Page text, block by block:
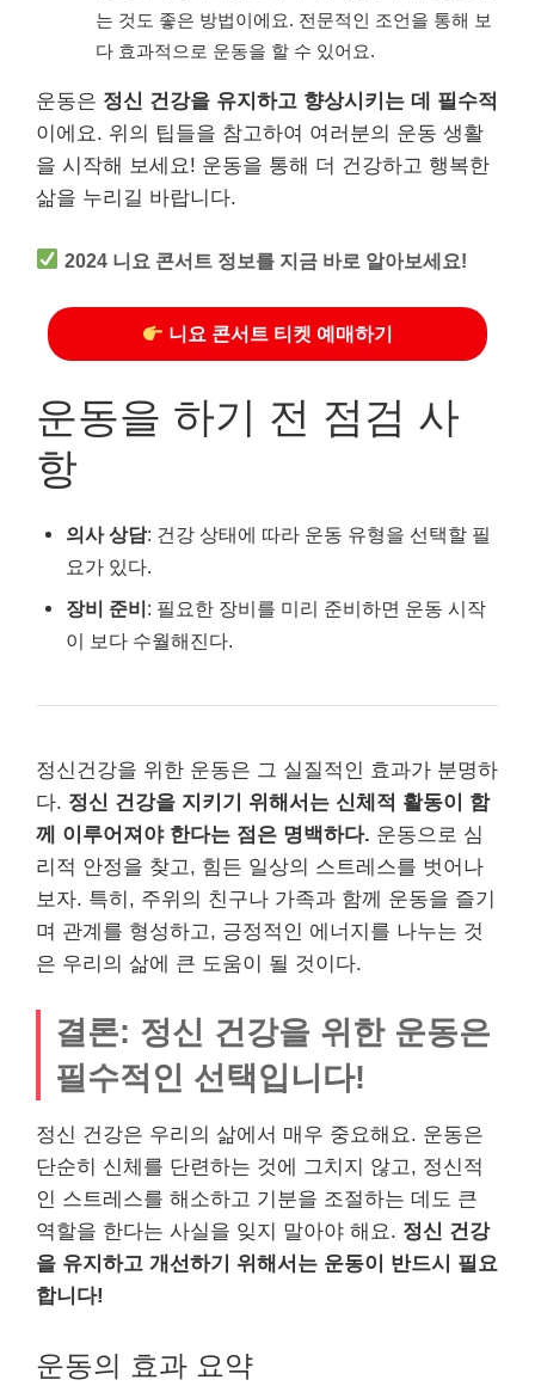
는 것도 좋은 방법이에요. 전문적인 조언을 통해 보
다 효과적으로 운동을 할 수 있어요.
운동은 정신 건강을 유지하고 향상시키는 데 필수적
이에요. 위의 팁들을 참고하여 여러분의 운동 생활
을 시작해 보세요! 운동을 통해 더 건강하고 행복한
삶을 누리길 바랍니다.
2024 니요 콘서트 정보를 지금 바로 알아보세요!
니요 콘서트 티켓 예매하기
운동을 하기 전 점검 사
항
의사 상담: 건강 상태에 따라 운동 유형을 선택할 필
요가 있다.
장비 준비: 필요한 장비를 미리 준비하면 운동 시작
이 보다 수월해진다.
정신건강을 위한 운동은 그 실질적인 효과가 분명하
다. 정신 건강을 지키기 위해서는 신체적 활동이 함
께 이루어져야 한다는 점은 명백하다. 운동으로 심
리적 안정을 찾고, 힘든 일상의 스트레스를 벗어나
보자. 특히, 주위의 친구나 가족과 함께 운동을 즐기
며 관계를 형성하고, 긍정적인 에너지를 나누는 것
은 우리의 삶에 큰 도움이 될 것이다.
결론: 정신 건강을 위한 운동은
필수적인 선택입니다!
정신 건강은 우리의 삶에서 매우 중요해요. 운동은
단순히 신체를 단련하는 것에 그치지 않고, 정신적
인 스트레스를 해소하고 기분을 조절하는 데도 큰
역할을 한다는 사실을 잊지 말아야 해요. 정신 건강
을 유지하고 개선하기 위해서는 운동이 반드시 필요
합니다!
운동의 효과 요약